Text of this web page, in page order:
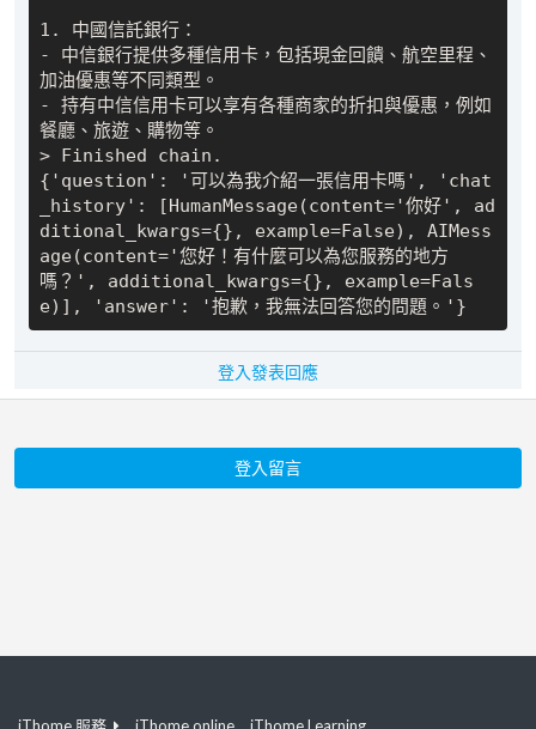
1. 中國信託銀行：
- 中信銀行提供多種信用卡，包括現金回饋、航空里程、
加油優惠等不同類型。
- 持有中信信用卡可以享有各種商家的折扣與優惠，例如
餐廳、旅遊、購物等。
> Finished chain.
{'question': '可以為我介紹一張信用卡嗎', 'chat
_history': [HumanMessage(content='你好', ad
ditional_kwargs={}, example=False), AIMess
age(content='您好！有什麼可以為您服務的地方
嗎？', additional_kwargs={}, example=Fals
登入發表回應
登入留言